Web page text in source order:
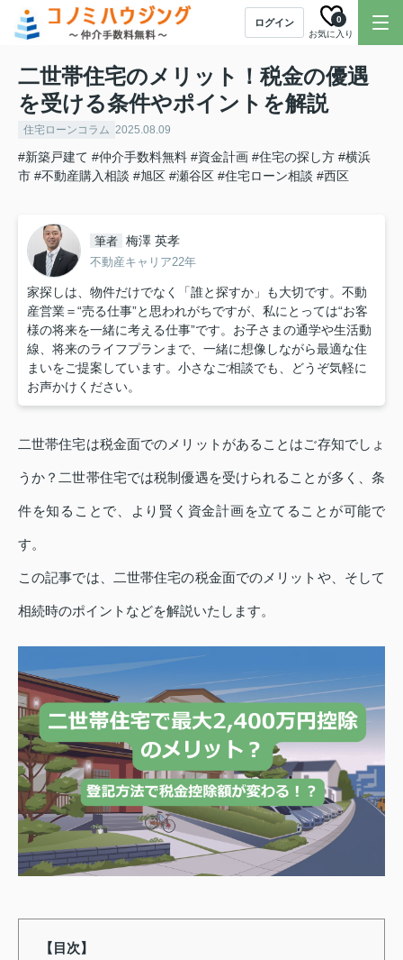
ログイン
お気に入り
0
二世帯住宅のメリット！税金の優遇
を受ける条件やポイントを解説
住宅ローンコラム 2025.08.09
#新築戸建て #仲介手数料無料 #資金計画 #住宅の探し方 #横浜
市 #不動産購入相談 #旭区 #瀬谷区 #住宅ローン相談 #西区
筆者 梅澤 英孝
不動産キャリア22年
家探しは、物件だけでなく「誰と探すか」も大切です。不動
産営業＝“売る仕事”と思われがちですが、私にとっては“お客
様の将来を一緒に考える仕事”です。お子さまの通学や生活動
線、将来のライフプランまで、一緒に想像しながら最適な住
まいをご提案しています。小さなご相談でも、どうぞ気軽に
お声かけください。
二世帯住宅は税金面でのメリットがあることはご存知でしょ
うか？二世帯住宅では税制優遇を受けられることが多く、条
件を知ることで、より賢く資金計画を立てることが可能で
す。
この記事では、二世帯住宅の税金面でのメリットや、そして
相続時のポイントなどを解説いたします。
【目次】